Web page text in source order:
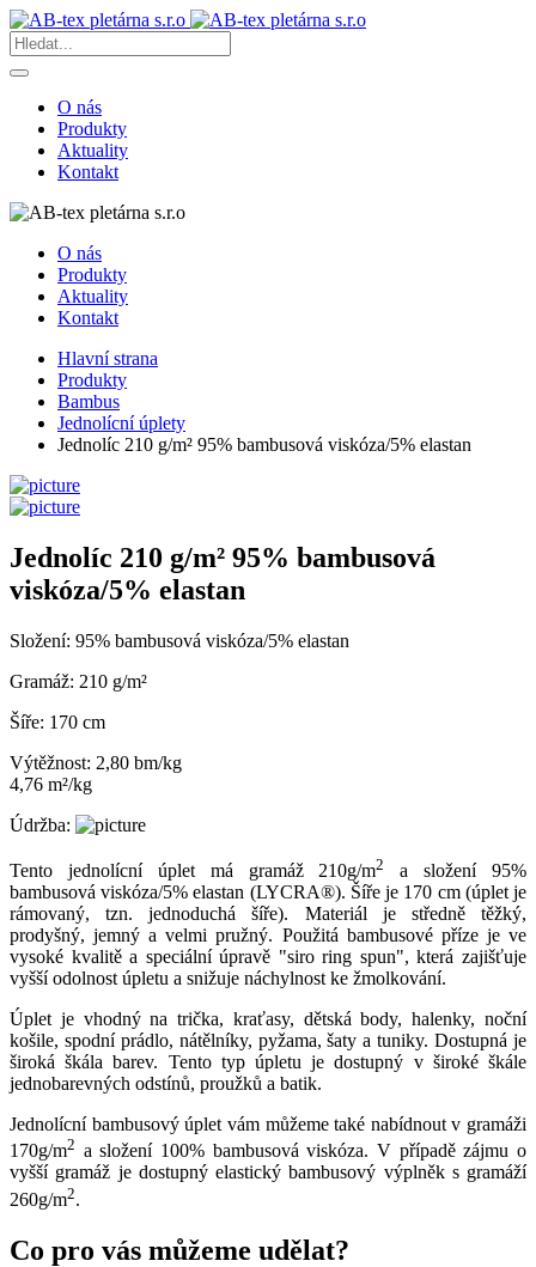
O nás
Produkty
Aktuality
Kontakt
O nás
Produkty
Aktuality
Kontakt
Hlavní strana
Produkty
Bambus
Jednolícní úplety
Jednolíc 210 g/m² 95% bambusová viskóza/5% elastan
Jednolíc 210 g/m² 95% bambusová
viskóza/5% elastan
Složení: 95% bambusová viskóza/5% elastan
Gramáž: 210 g/m²
Šíře: 170 cm
Výtěžnost: 2,80 bm/kg
4,76 m²/kg
Údržba:
Tento jednolícní úplet má gramáž 210g/m2
a složení 95%
bambusová viskóza/5% elastan (LYCRA®). Šíře je 170 cm (úplet je
rámovaný, tzn. jednoduchá šíře). Materiál je středně těžký,
prodyšný, jemný a velmi pružný. Použitá bambusové příze je ve
vysoké kvalitě a speciální úpravě "siro ring spun", která zajišťuje
vyšší odolnost úpletu a snižuje náchylnost ke žmolkování.
Úplet je vhodný na trička, kraťasy, dětská body, halenky, noční
košile, spodní prádlo, nátělníky, pyžama, šaty a tuniky. Dostupná je
široká škála barev. Tento typ úpletu je dostupný v široké škále
jednobarevných odstínů, proužků a batik.
Jednolícní bambusový úplet vám můžeme také nabídnout v gramáži
170g/m2 a složení 100% bambusová viskóza. V případě zájmu o
vyšší gramáž je dostupný elastický bambusový výplněk s gramáží
260g/m2.
Co pro vás můžeme udělat?